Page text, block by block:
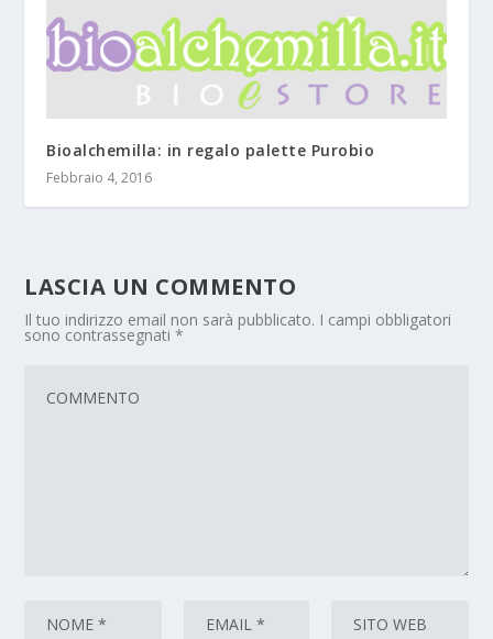
Bioalchemilla: in regalo palette Purobio
Febbraio 4, 2016
LASCIA UN COMMENTO
Il tuo indirizzo email non sarà pubblicato. I campi obbligatori
sono contrassegnati*